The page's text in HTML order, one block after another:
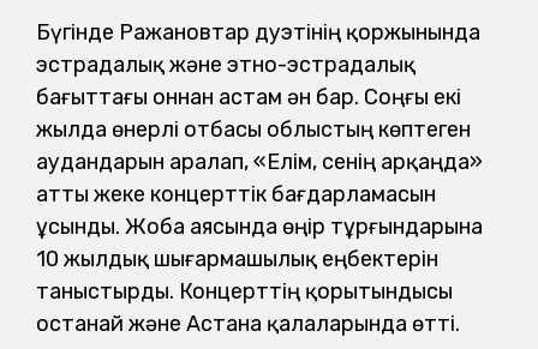
Бүгінде Ражановтар дуэтінің қоржынында
эстрадалық және этно-эстрадалық
бағыттағы оннан астам ән бар. Соңғы екі
жылда өнерлі отбасы облыстың көптеген
аудандарын аралап, «Елім, сенің арқаңда»
атты жеке концерттік бағдарламасын
ұсынды. Жоба аясында өңір тұрғындарына
10 жылдық шығармашылық еңбектерін
таныстырды. Концерттің қорытындысы
Қостанай және Астана қалаларында өтті.